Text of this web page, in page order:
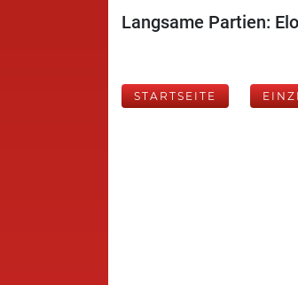
Langsame Partien:
STARTSEITE